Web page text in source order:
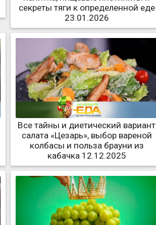
секреты тяги к определенной еде
23.01.2026
Все тайны и диетический вариант
салата «Цезарь», выбор вареной
колбасы и польза брауни из
кабачка 12.12.2025